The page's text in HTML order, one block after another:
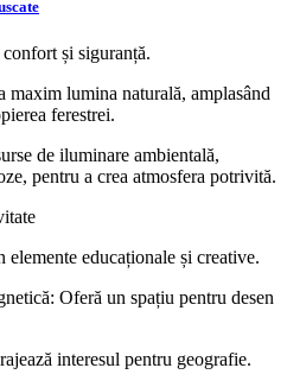
și siguranță.
maxim lumina naturală, amplasând
ferestrei.
de iluminare ambientală,
pentru a crea atmosfera potrivită.
educaționale și creative.
Oferă un spațiu pentru desen
interesul pentru geografie.